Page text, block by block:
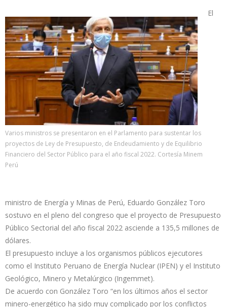
Varios ministros se presentaron en el Parlamento para sustentar los
proyectos de Ley de Presupuesto, de Endeudamiento y de Equilibrio
Financiero del Sector Público para el año fiscal 2022. Cortesía Minem
Perú
El
ministro de Energía y Minas de Perú, Eduardo González Toro
sostuvo en el pleno del congreso que el proyecto de Presupuesto
Público Sectorial del año fiscal 2022 asciende a 135,5 millones de
dólares.
El presupuesto incluye a los organismos públicos ejecutores
como el Instituto Peruano de Energía Nuclear (IPEN) y el Instituto
Geológico, Minero y Metalúrgico (Ingemmet).
De acuerdo con González Toro “en los últimos años el sector
minero-energético ha sido muy complicado por los conflictos